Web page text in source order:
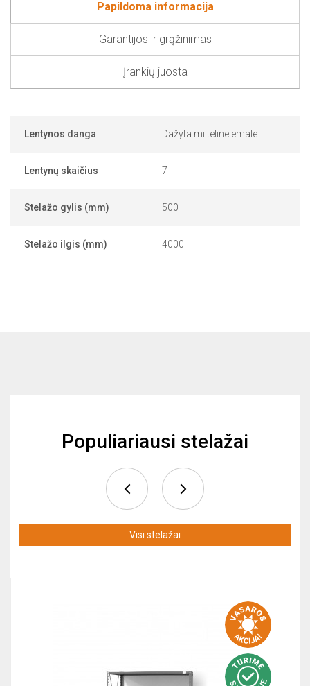
Papildoma informacija
Garantijos ir grąžinimas
Įrankių juosta
Lentynos danga Dažyta milteline emale
Lentynų skaičius 7
Stelažo gylis (mm) 500
Stelažo ilgis (mm) 4000
Populiariausi stelažai
Visi stelažai